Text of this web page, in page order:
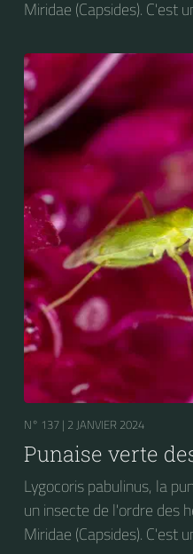
Miridae (Capsides). C'est
végétales, dont les
maraîchères : pomme
plantes ornementales :
rosiers, ainsi que la
N° 137 | 2 JANVIER 2024
Punaise verte
Lygocoris pabulinus, la
un insecte de l'ordre des
Miridae (Capsides). C'est